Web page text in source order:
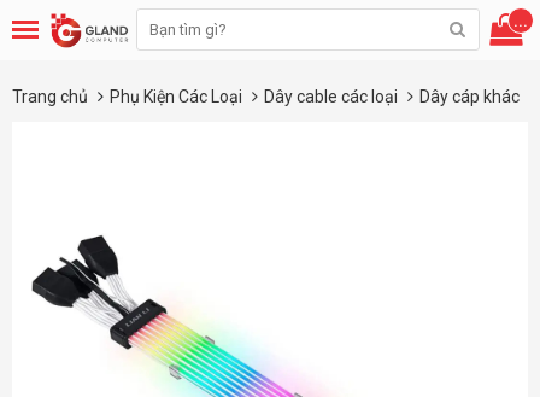
...
Trang chủ Phụ Kiện Các Loại Dây cable các loại Dây cáp khác